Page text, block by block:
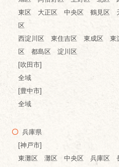
東区 大正区 中央区 鶴見区
区
西淀川区 東住吉区 東成区
区 都島区 淀川区
[吹田市]
全域
[豊中市]
全域
兵庫県
[神戸市]
東灘区 灘区 中央区 兵庫区